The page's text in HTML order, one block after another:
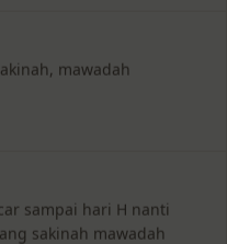
mawadah
sampai hari H nanti
sakinah mawadah